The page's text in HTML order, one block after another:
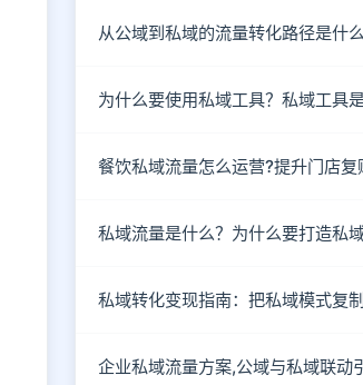
从公域到私域的流量转化路径是什么
餐饮私域流量怎么运营?提升门店复
私域流量是什么？为什么要打造私
私域转化变现指南：把私域模式复
企业私域流量方案,公域与私域联动